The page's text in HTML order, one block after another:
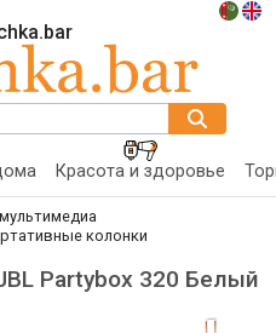
Красота и здоровье
колонки
Partybox 320 Белый